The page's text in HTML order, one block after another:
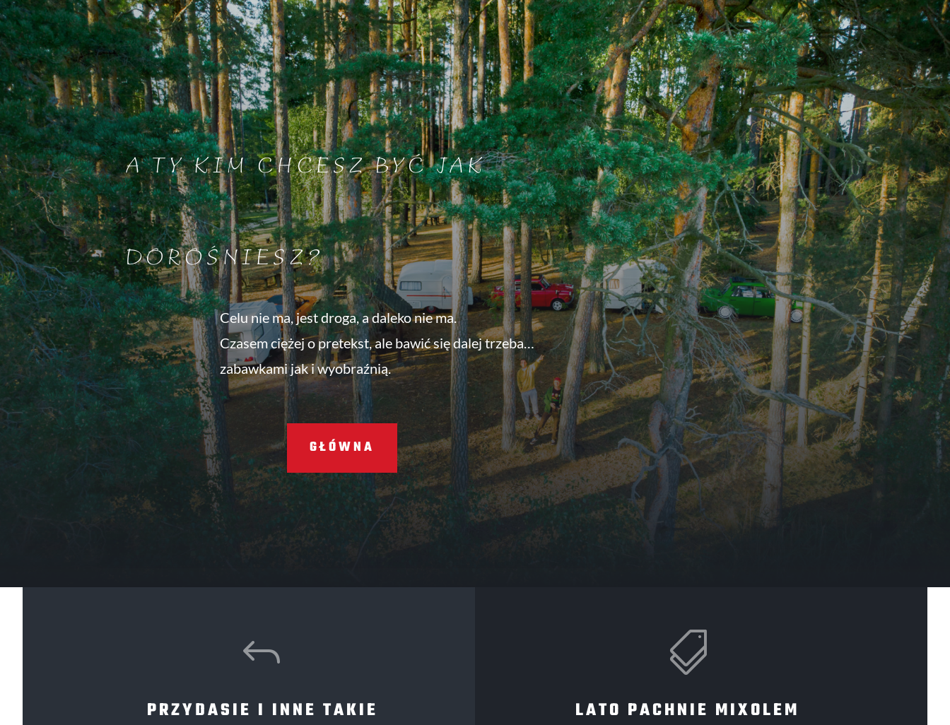
A TY KIM CHCESZ BYĆ JAK
DOROŚNIESZ?
Celu nie ma, jest droga, a daleko nie ma.
Czasem ciężej o pretekst, ale bawić się dalej trzeba…
zabawkami jak i wyobraźnią.
GŁÓWNA
J
PRZYDASIE I INNE TAKIE

LATO PACHNIE MIXOLEM